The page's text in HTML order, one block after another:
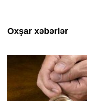
Oxşar xəbərlər